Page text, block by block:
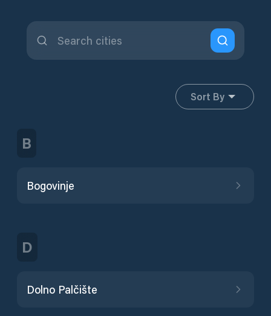
Sort By
B
Bogovinje
D
Dolno Palčište